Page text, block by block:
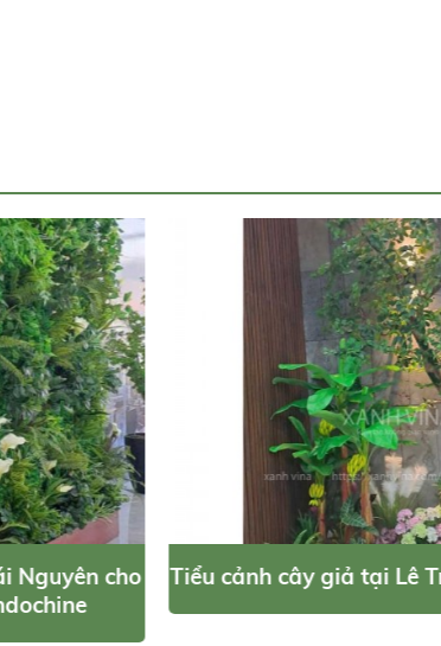
Nguyên cho
Tiểu cảnh cây giả tại Lê